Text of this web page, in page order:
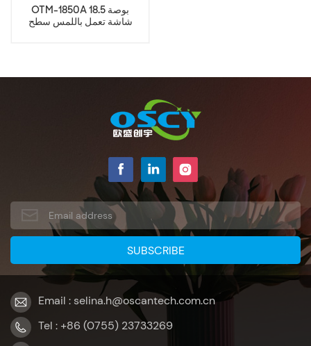
OTM-1850A 18.5 بوصة
شاشة تعمل باللمس سطح
Email : selina.h@oscantech.com.cn
Tel : +86 (0755) 23733269